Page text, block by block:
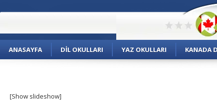
ANASAYFA DIL OKULLARI YAZ OKULLARI KANADA
[Show slideshow]